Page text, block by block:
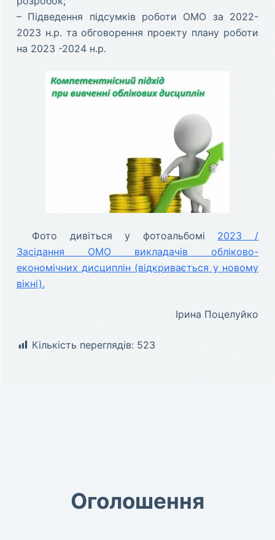
– Підведення підсумків роботи ОМО за 2022-
2023 н.р. та обговорення проекту плану роботи
на 2023 -2024 н.р.
Фото дивіться у фотоальбомі 2023 /
Засідання ОМО викладачів обліково-
економічних дисциплін (відкривається у новому
вікні).
Ірина Поцелуйко
Кількість переглядів: 523
Оголошення